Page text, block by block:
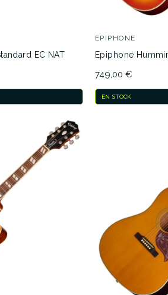
EC NAT
EPIPHONE
Epiphone
749,00 €
EN STOCK